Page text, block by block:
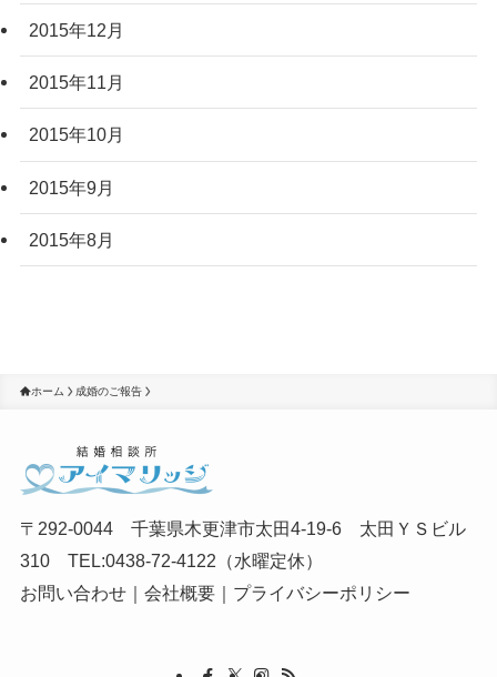
2015年12月
2015年11月
2015年10月
2015年9月
2015年8月
ホーム 成婚のご報告
〒292-0044 千葉県木更津市太田4-19-6 太田ＹＳビル
310 TEL:0438-72-4122（水曜定休）
お問い合わせ｜ 会社概要｜ プライバシーポリシー